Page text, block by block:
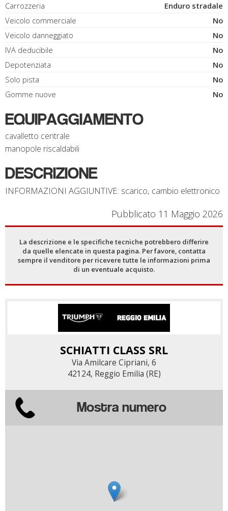
Carrozzeria
Enduro stradale
Veicolo commerciale
No
Veicolo danneggiato
No
IVA deducibile
No
Depotenziata
No
Solo pista
No
Gomme nuove
No
EQUIPAGGIAMENTO
cavalletto centrale
manopole riscaldabili
DESCRIZIONE
INFORMAZIONI AGGIUNTIVE: scarico, cambio elettronico
Pubblicato 11 Maggio 2026
La descrizione e le specifiche tecniche potrebbero differire
da quelle elencate in questa pagina. Per favore, contatta
sempre il venditore per ricevere tutte le informazioni prima
di un eventuale acquisto.
SCHIATTI CLASS SRL
Via Amilcare Cipriani, 6
42124, Reggio Emilia (RE)
Mostra numero